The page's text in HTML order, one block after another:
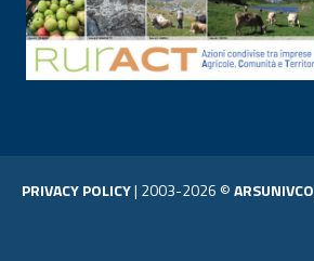
PRIVACY POLICY| 2003-2026 ©ARSUNIVCO